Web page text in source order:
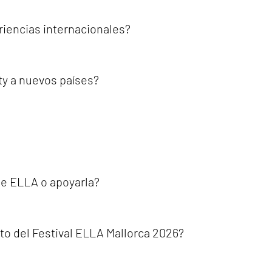
civil, las instituciones, las organizaciones y las comunidades
internacionales?
como México, Costa Rica y Colombia.ELLA también ha
mujeres queer y personas no binarias más allá de un único
a nuevos países?
conectadas y apoyadas.Esta expansión internacional
queer y personas no binarias.
de contenido seleccionado, eventos comunitarios y
nuevas formas de conectar a la comunidad.
ELLA o apoyarla?
o formar parte de la comunidad internacional.Al
inclusión y la comunidad para las mujeres queer y las
del Festival ELLA Mallorca 2026?